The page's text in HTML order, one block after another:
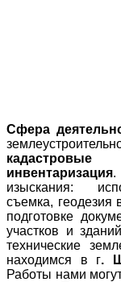
Сфера
инвентаризация.
изыскания:
съемка, геодезия
подготовке
участков и
технические
находимся в г.
Работы нами